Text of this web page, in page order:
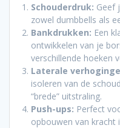
Schouderdruk: Geef
zowel dumbbells als
Bankdrukken: Een
ontwikkelen van je
verschillende hoeken
Laterale
isoleren van de
“brede” uitstraling.
Push-ups: Perfect
opbouwen van kracht